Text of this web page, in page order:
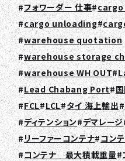
フォワーダー 仕事
cargo unloading
warehouse quotation
warehouse storage
warehouse WH OUT
Lead Chabang Port
FCL LCL タイ 海上輸出
ディテンション デマレージ
リーファーコンテナ コン
コンテナ 最大積載重量